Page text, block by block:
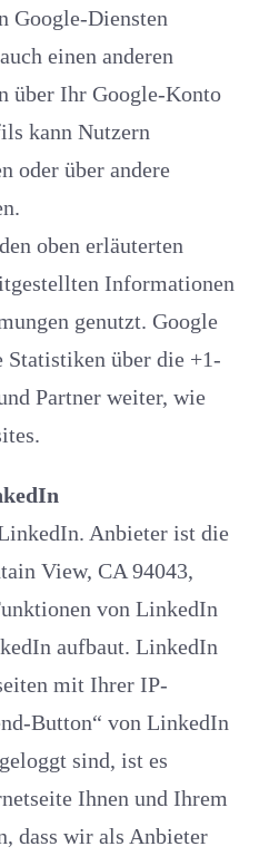
Google-Diensten
einen anderen
genutzt. Google
über die +1-
Partner weiter, wie
von LinkedIn
LinkedIn
mit Ihrer IP-
Button“ von LinkedIn
sind, ist es